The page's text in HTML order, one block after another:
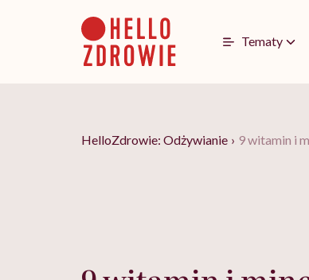
Tematy
HelloZdrowie: Odżywianie › 9 witamin i